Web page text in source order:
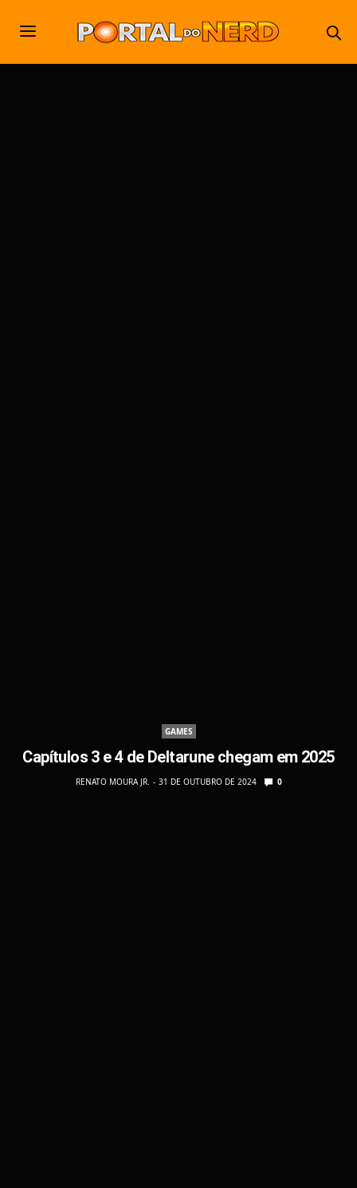
GAMES
Capítulos 3 e 4 de Deltarune chegam em 2025
RENATO MOURA JR. 31 DE OUTUBRO DE 2024 0